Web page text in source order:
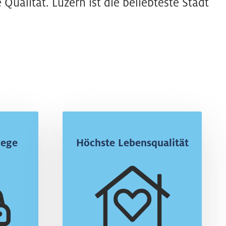
die
gut
Höchste Lebensqualität
Stadt der Schweiz. Das
Kultur- und Freizeitangebot
ist einzigartig und
international bekannt.